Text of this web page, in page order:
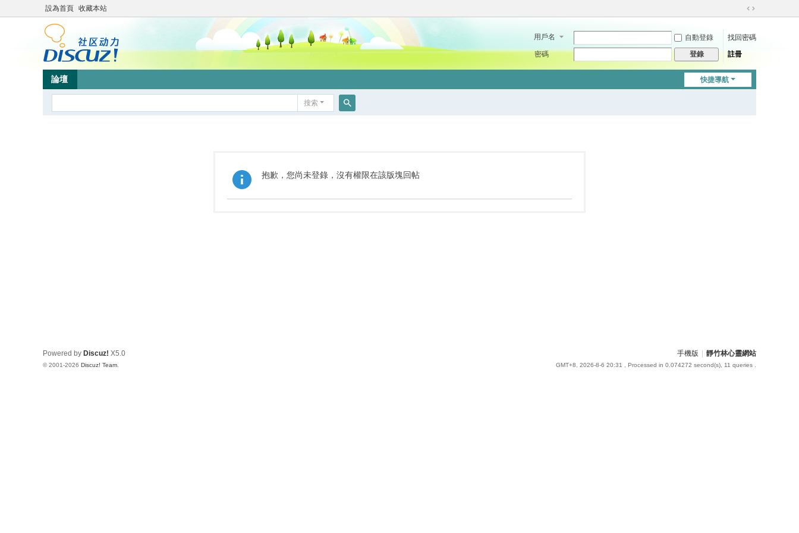
設為首頁 收藏本站
切
到
用戶名 自動登錄
找回密碼
密碼
登錄 註冊
快捷導航
論壇
搜索
抱歉，您尚未登錄，沒有權限在該版塊回帖
手機版 靜竹林心靈網站
GMT+8, 2026-8-6 20:31 , Processed in 0.074272 second(s), 11 queries .
Powered by Discuz! X5.0
© 2001-2026 Discuz! Team